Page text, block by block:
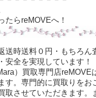
たらreMOVEへ！
送時送料０円・もちろん
安全を実現しています！
）買取専門店reMOVE
す。専門的に買取りをお
取させていただきます。